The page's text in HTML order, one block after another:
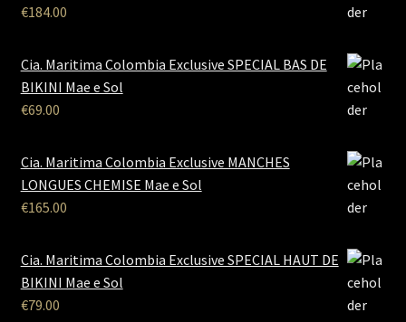
€184.00
Cia. Maritima Colombia Exclusive SPECIAL BAS DE
BIKINI Mae e Sol
€69.00
Cia. Maritima Colombia Exclusive MANCHES
LONGUES CHEMISE Mae e Sol
€165.00
Cia. Maritima Colombia Exclusive SPECIAL HAUT DE
BIKINI Mae e Sol
€79.00